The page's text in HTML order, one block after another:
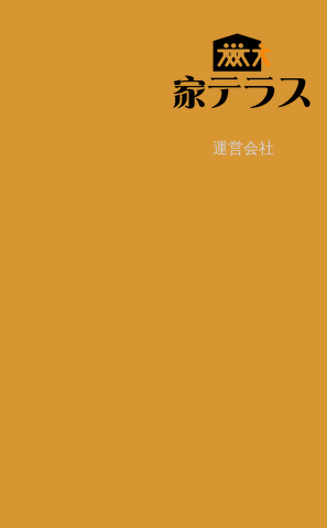
運営会社